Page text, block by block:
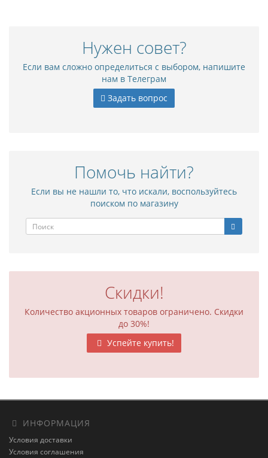
Нужен совет?
Если вам сложно определиться с выбором, напишите
нам в Телеграм
Задать вопрос
Помочь найти?
Если вы не нашли то, что искали, воспользуйтесь
поиском по магазину
Скидки!
Количество акционных товаров ограничено. Скидки
до 30%!
Успейте купить!
ИНФОРМАЦИЯ
Условия доставки
Условия соглашения